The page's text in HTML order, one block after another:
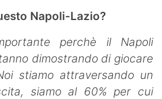
Napoli-Lazio?
perchè il Napoli
dimostrando di giocare
stiamo attraversando un
siamo al 60% per cui